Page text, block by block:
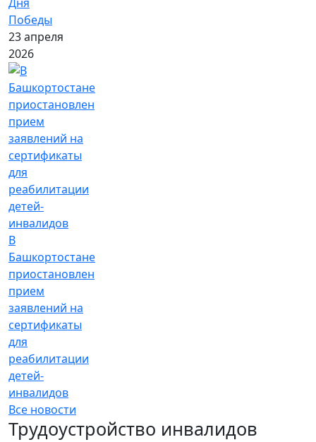
Победы
23 апреля
2026
В
Башкортостане
приостановлен
прием
заявлений на
сертификаты
для
реабилитации
детей-
инвалидов
Все новости
Трудоустройство инвалидов